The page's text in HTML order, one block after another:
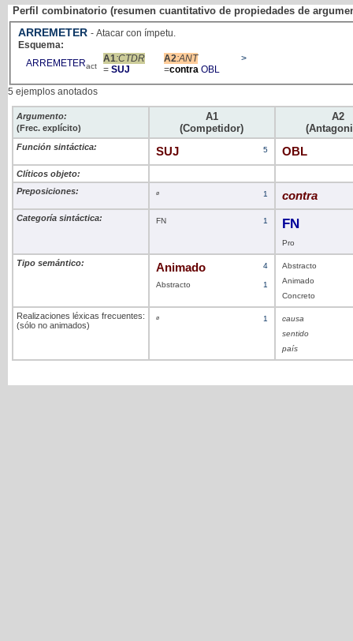
Perfil combinatorio (resumen cuantitativo de propiedades de
ARREMETER - Atacar con ímpetu.
Esquema:
ARREMETERact
A1:CTDR
= SUJ
A2:ANT
=contra OBL
>
5 ejemplos anotados
Argumento:
(Frec. explícito)
A1
(Competidor)
A2
Función sintáctica: SUJ 5 OBL
Clíticos objeto:
Preposiciones:
ø 1 contra
Categoría sintáctica: FN 1 FN
Pro
Tipo semántico: Animado 4
Abstracto 1
Abstracto
Animado
Concreto
Realizaciones léxicas frecuentes:
(sólo no animados)
ø 1
causa
sentido
país